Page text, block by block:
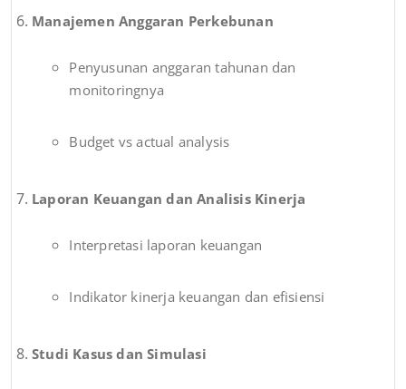
Manajemen Anggaran Perkebunan
Penyusunan anggaran tahunan dan
monitoringnya
Budget vs actual analysis
Laporan Keuangan dan Analisis Kinerja
Interpretasi laporan keuangan
Indikator kinerja keuangan dan efisiensi
Studi Kasus dan Simulasi